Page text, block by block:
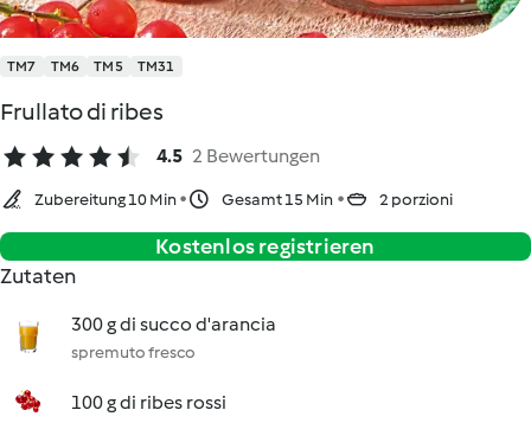
TM7 TM6 TM5 TM31
Frullato di ribes
4.5 2 Bewertungen
Zubereitung 10 Min Gesamt 15 Min 2 porzioni
Kostenlos registrieren
Zutaten
300 g di succo d'arancia
spremuto fresco
100 g di ribes rossi